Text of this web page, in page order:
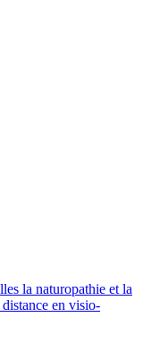
la naturopathie et la
en visio-